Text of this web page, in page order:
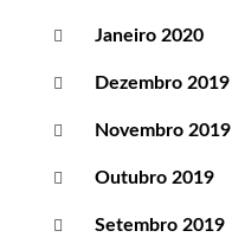
Janeiro 2020
Dezembro 2019
Novembro 2019
Outubro 2019
Setembro 2019